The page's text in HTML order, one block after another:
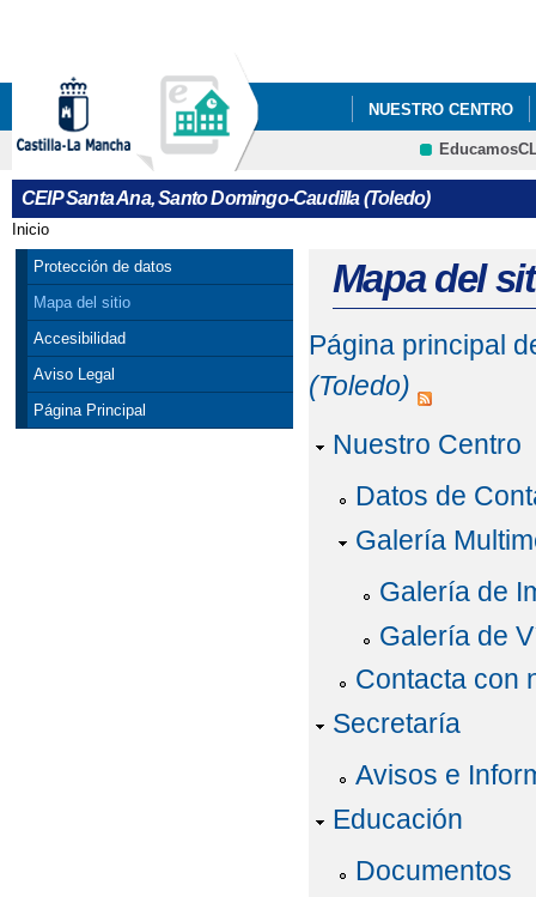
NUESTRO CENTRO
PLAN DIGITAL DE
CEIP Santa Ana, Santo Domingo-Caudilla (Toledo)
Se encuentra usted aquí
Inicio
Protección de datos
Mapa del sitio
Accesibilidad
Aviso Legal
Página Principal
Mapa del
Página principal
(Toledo)
Nuestro Centro
Datos de
Galería
Galería de
Galería de
Contacta con
Secretaría
Avisos e
Educación
Documentos